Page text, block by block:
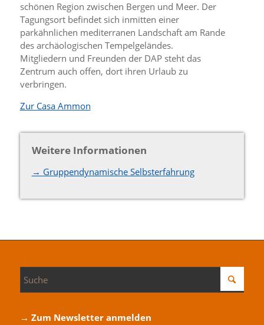
schönen Region zwischen Bergen und Meer. Der
Tagungsort befindet sich inmitten einer
parkähnlichen mediterranen Landschaft am Rande
des archäologischen Tempelgeländes.
Mitgliedern und Freunden der DAP steht das
Zentrum auch offen, dort ihren Urlaub zu
verbringen.
Zur Casa Ammon
Weitere Informationen
→ Gruppendynamische Selbsterfahrung
→ Zum Newsletter anmelden